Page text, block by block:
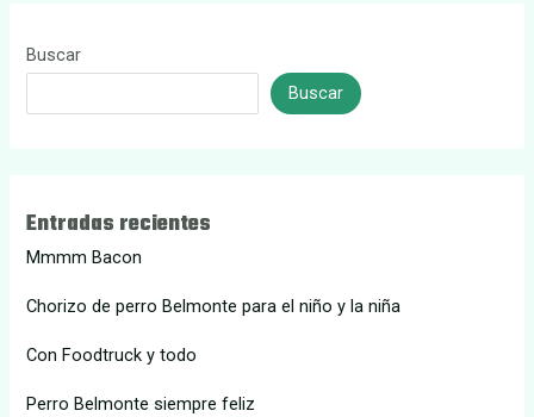
Buscar
Buscar
Entradas recientes
Mmmm Bacon
Chorizo de perro Belmonte para el niño y la niña
Con Foodtruck y todo
Perro Belmonte siempre feliz